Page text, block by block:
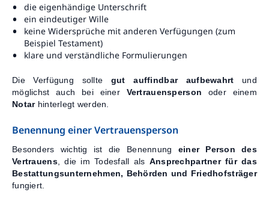
die eigenhändige Unterschrift
ein eindeutiger Wille
keine Widersprüche mit anderen Verfügungen (zum
Beispiel Testament)
klare und verständliche Formulierungen
Die Verfügung sollte gut auffindbar aufbewahrt und
möglichst auch bei einer Vertrauensperson oder einem
Notarhinterlegt werden.
Benennung einer Vertrauensperson
Besonders wichtig ist die Benennung einer Person des
Vertrauens, die im Todesfall als Ansprechpartner für das
Bestattungsunternehmen, Behörden und Friedhofsträger
fungiert.